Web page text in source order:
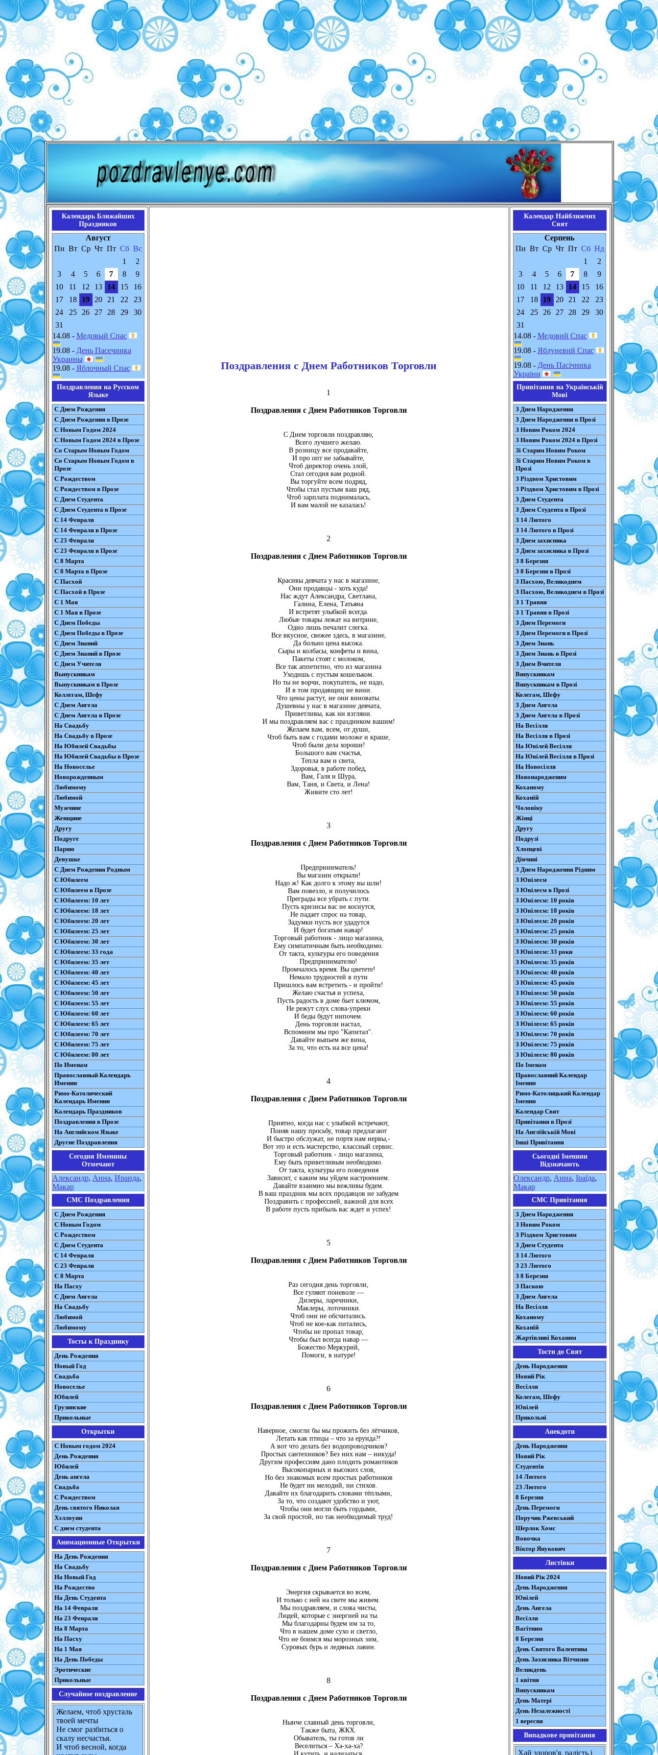
Календарь Ближайших
Праздников
Август
Пн Вт Ср Чт Пт Сб Вс
1
2
3
4 5 6 7 8
9
10
11 12 13 14 15
16
17
18 19 20 21 22
23
24
25 26 27 28 29
30
31
14.08 - Медовый Спас
19.08 - День Пасечника
Украины
19.08 - Яблочный Спас
Поздравления на Русском
Языке
С Днем Рождения
С Днем Рождения в Прозе
С Новым Годом 2024
С Новым Годом 2024 в Прозе
Со Старым Новым Годом
Со Старым Новым Годом в
Прозе
С Рождеством
С Рождеством в Прозе
С Днем Студента
С Днем Студента в Прозе
С 14 Февраля
С 14 Февраля в Прозе
С 23 Февраля
С 23 Февраля в Прозе
С 8 Марта
С 8 Марта в Прозе
С Пасхой
С Пасхой в Прозе
С 1 Мая
С 1 Мая в Прозе
С Днем Победы
С Днем Победы в Прозе
С Днем Знаний
С Днем Знаний в Прозе
С Днем Учителя
Выпускникам
Выпускникам в Прозе
Коллегам, Шефу
С Днем Ангела
С Днем Ангела в Прозе
На Свадьбу
На Свадьбу в Прозе
На Юбилей Свадьбы
На Юбилей Свадьбы в Прозе
На Новоселье
Новорожденным
Любимому
Любимой
Мужчине
Женщине
Другу
Подруге
Парню
Девушке
С Днем Рождения Родным
С Юбилеем
С Юбилеем в Прозе
С Юбилеем: 10 лет
С Юбилеем: 18 лет
С Юбилеем: 20 лет
С Юбилеем: 25 лет
С Юбилеем: 30 лет
С Юбилеем: 33 года
С Юбилеем: 35 лет
С Юбилеем: 40 лет
С Юбилеем: 45 лет
С Юбилеем: 50 лет
С Юбилеем: 55 лет
С Юбилеем: 60 лет
С Юбилеем: 65 лет
С Юбилеем: 70 лет
С Юбилеем: 75 лет
С Юбилеем: 80 лет
По Именам
Православный Календарь
Именин
Римо-Католический
Календарь Именин
Календарь Праздников
Поздравления в Прозе
На Английском Языке
Другие Поздравления
Сегодня Именины
Отмечают
Александр, Анна, Ираида,
Макар
СМС Поздравления
С Днем Рождения
С Новым Годом
С Рождеством
C Днем Студента
С 14 Февраля
С 23 Февраля
С 8 Марта
На Пасху
C Днем Ангела
На Свадьбу
Любимой
Любимому
Тосты к Празднику
День Рождения
Новый Год
Свадьба
Новоселье
Юбилей
Грузинские
Прикольные
Открытки
С Новым годом 2024
День Рождения
Юбилей
День ангела
Свадьба
С Рождеством
День святого Николая
Хэллоуин
С днем студента
Анимационные Открытки
На День Рождения
На Свадьбу
На Новый Год
На Рождество
На День Студента
На 14 Февраля
На 23 Февраля
На 8 Марта
На Пасху
На 1 Мая
На День Победы
Эротические
Прикольные
Случайное поздравление
Желаем, чтоб хрусталь
твоей мечты
Не смог разбиться о
скалу несчастья.
И чтоб весной, когда
Поздравления с Днем Работников Торговли
1
Поздравления с Днем Работников Торговли
С Днем торговли поздравляю,
Всего лучшего желаю.
В розницу все продавайте,
И про опт не забывайте,
Чтоб директор очень злой,
Стал сегодня вам родной.
Вы торгуйте всем подряд,
Чтобы стал пустым ваш ряд,
Чтоб зарплата поднималась,
И вам малой не казалась!
2
Поздравления с Днем Работников Торговли
Красивы девчата у нас в магазине,
Они продавцы - хоть куда!
Нас ждут Александра, Светлана,
Галина, Елена, Татьяна
И встретят улыбкой всегда.
Любые товары лежат на витрине,
Одно лишь печалит слегка.
Все вкусное, свежее здесь, в магазине,
Да больно цена высока.
Сыры и колбасы, конфеты и вина,
Пакеты стоят с молоком,
Все так аппетитно, что из магазина
Уходишь с пустым кошельком.
Но ты не ворчи, покупатель, не надо,
И в том продавщиц не вини.
Что цены растут, не они виноваты.
Душевны у нас в магазине девчата,
Приветливы, как ни взгляни.
И мы поздравляем вас с праздником вашим!
Желаем вам, всем, от души,
Чтоб быть вам с годами моложе и краше,
Чтоб были дела хороши!
Большого вам счастья,
Тепла вам и света,
Здоровья, в работе побед,
Вам, Галя и Шура,
Вам, Таня, и Света, и Лена!
Живите сто лет!
3
Поздравления с Днем Работников Торговли
Предприниматель!
Вы магазин открыли!
Надо ж! Как долго к этому вы шли!
Вам повезло, и получилось
Преграды все убрать с пути.
Пусть кризисы вас не коснутся,
Не падает спрос на товар,
Задумки пусть все удадутся
И будет богатым навар!
Торговый работник - лицо магазина,
Ему симпатичным быть необходимо.
От такта, культуры его поведения
Предпринимателю!
Промчалось время. Вы цветете!
Немало трудностей в пути
Пришлось вам встретить - и пройти!
Желаю счастья и успеха,
Пусть радость в доме бьет ключом,
Не режут слух слова-упреки
И беды будут нипочем.
День торговли настал,
Вспомним мы про "Капитал".
Давайте выпьем же вина,
За то, что есть на все цена!
4
Поздравления с Днем Работников Торговли
Приятно, когда нас с улыбкой встречают,
Поняв нашу просьбу, товар предлагают
И быстро обслужат, не портя нам нервы,-
Вот это и есть мастерство, классный сервис.
Торговый работник - лицо магазина,
Ему быть приветливым необходимо.
От такта, культуры его поведения
Зависит, с каким мы уйдем настроением.
Давайте взаимно мы вежливы будем.
В ваш праздник мы всех продавцов не забудем
Поздравить с профессией, важной для всех
В работе пусть прибыль вас ждет и успех!
5
Поздравления с Днем Работников Торговли
Раз сегодня день торговли,
Все гуляют поневоле —
Дилеры, ларечники,
Маклеры, лоточники.
Чтоб они не обсчитались.
Чтоб не кое-как питались,
Чтобы не пропал товар,
Чтобы был всегда навар —
Божество Меркурий,
Помоги, в натуре!
6
Поздравления с Днем Работников Торговли
Наверное, смогли бы мы прожить без лётчиков,
Летать как птицы – что за ерунда?!
А вот что делать без водопроводчиков?
Простых сантехников? Без них нам – никуда!
Другим профессиям дано плодить романтиков
Высокопарных и высоких слов,
Но без знакомых всем простых работников
Не будет ни мелодий, ни стихов.
Давайте их благодарить словами тёплыми,
За то, что создают удобство и уют,
Чтобы они могли быть гордыми,
За свой простой, но так необходимый труд!
7
Поздравления с Днем Работников Торговли
Энергия скрывается во всем,
И только с ней на свете мы живем.
Мы поздравляем, и слова чисты,
Людей, которые с энергией на ты.
Мы благодарны будем им за то,
Что в нашем доме сухо и светло,
Что не боимся мы морозных зим,
Суровых бурь и ледяных лавин.
8
Поздравления с Днем Работников Торговли
Нынче славный день торговли,
Также быта, ЖКХ.
Обыватель, ты готов ли
Веселиться – Ха-ха-ха?
Календар Найближчих
Свят
Серпень
Пн Вт Ср Чт Пт Сб Нд
1
2
3
4 5 6 7 8
9
10
11 12 13 14 15
16
17
18 19 20 21 22
23
24
25 26 27 28 29
30
31
14.08 - Медовий Спас
19.08 - Яблуневий Спас
19.08 - День Пасічника
України
Привітання на Українській
Мові
З Днем Народження
З Днем Народження в Прозі
З Новим Роком 2024
З Новим Роком 2024 в Прозі
Зі Старим Новим Роком
Зі Старим Новим Роком в
Прозі
З Різдвом Христовим
З Різдвом Христовим в Прозі
З Днем Студента
З Днем Студента в Прозі
З 14 Лютого
З 14 Лютого в Прозі
З Днем захисника
З Днем захисника в Прозі
З 8 Березня
З 8 Березня в Прозі
З Пасхою, Великоднем
З Пасхою, Великоднем в Прозі
З 1 Травня
З 1 Травня в Прозі
З Днем Перемоги
З Днем Перемоги в Прозі
З Днем Знань
З Днем Знань в Прозі
З Днем Вчителя
Випускникам
Випускникам в Прозі
Колегам, Шефу
З Днем Ангела
З Днем Ангела в Прозі
На Весілля
На Весілля в Прозі
На Ювілей Весілля
На Ювілей Весілля в Прозі
На Новосілля
Новонародженим
Коханому
Коханій
Чоловіку
Жінці
Другу
Подрузі
Хлопцеві
Дівчині
З Днем Народження Рідним
З Ювілеєм
З Ювілеєм в Прозі
З Ювілеєм: 10 років
З Ювілеєм: 18 років
З Ювілеєм: 20 років
З Ювілеєм: 25 років
З Ювілеєм: 30 років
З Ювілеєм: 33 роки
З Ювілеєм: 35 років
З Ювілеєм: 40 років
З Ювілеєм: 45 років
З Ювілеєм: 50 років
З Ювілеєм: 55 років
З Ювілеєм: 60 років
З Ювілеєм: 65 років
З Ювілеєм: 70 років
З Ювілеєм: 75 років
З Ювілеєм: 80 років
По Іменам
Православний Календар
Іменин
Римо-Католицький Календар
Іменин
Календар Свят
Привітання в Прозі
На Англійській Мові
Інші Привітання
Сьогодні Іменини
Відзначають
Олександр, Анна, Іраїда,
Макар
СМС Привітання
З Днем Народження
З Новим Роком
З Різдвом Христовим
З Днем Студента
З 14 Лютого
З 23 Лютого
З 8 Березня
З Паскою
З Днем Ангела
На Весілля
Коханому
Коханій
Жартівливі Коханим
Тости до Свят
День Народження
Новий Рік
Весілля
Колегам, Шефу
Ювілей
Прикольні
Анекдоти
День Народження
Новий Рік
Студентів
14 Лютого
23 Лютого
8 Березня
День Перемоги
Поручик Ржевський
Шерлок Хомс
Вовочка
Віктор Янукович
Листівки
Новий Рік 2024
День Народження
Ювілей
День Ангела
Весілля
Вагітним
8 Березня
День Святого Валентина
День Захисника Вітчизни
Великдень
1 квітня
Випускникам
День Матері
День Незалежності
1 вересня
Випадкове привітання
Хай здоров'я, радість і